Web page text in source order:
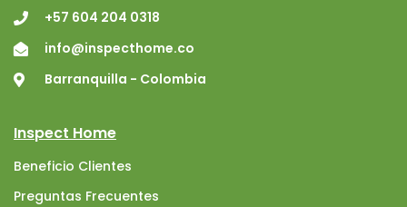
+57 604 204 0318
info@inspecthome.co
Barranquilla - Colombia
Inspect Home
Beneficio Clientes
Preguntas Frecuentes